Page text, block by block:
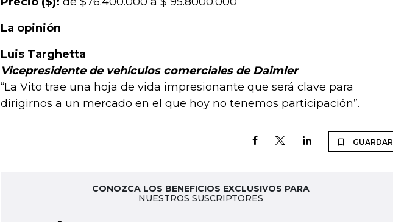
La opinión
Luis Targhetta
Vicepresidente de vehículos comerciales de Daimler
“La Vito trae una hoja de vida impresionante que será clave para
dirigirnos a un mercado en el que hoy no tenemos participación”.
GUARDAR
CONOZCA LOS BENEFICIOS EXCLUSIVOS PARA
NUESTROS SUSCRIPTORES